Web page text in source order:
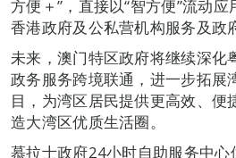
方便＋”，直接以“智方便”流动
香港政府及公私营机构服务及政
未来，澳门特区政府将继续深化
政务服务跨境联通，进一步拓展
目，为湾区居民提供更高效、便
造大湾区优质生活圈。
慕拉士政府24小时自助服务中心